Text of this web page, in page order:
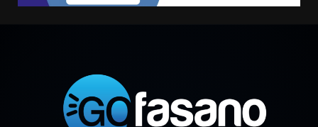
1
campionato di calcio”
7 Agosto 2026 06:00